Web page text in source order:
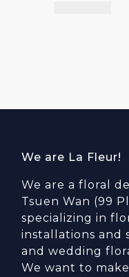
We are La Fleur!
We are a floral
Tsuen Wan (99
specializing in
installations and
and wedding
We want to